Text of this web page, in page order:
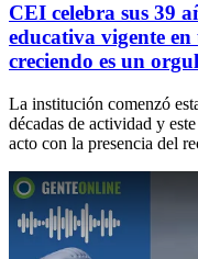
CEI celebra sus 39
educativa vigente
creciendo es un
La institución comenzó
décadas de actividad y
acto con la presencia del